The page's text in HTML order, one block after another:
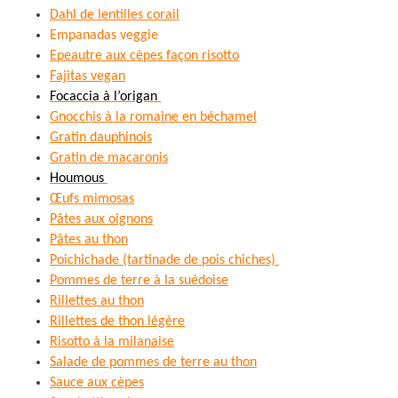
Dahl de lentilles corail
Empanadas veggie
Epeautre aux cèpes façon risotto
Fajitas vegan
Focaccia à l’origan
Gnocchis à la romaine en béchamel
Gratin dauphinois
Gratin de macaronis
Houmous
Œufs mimosas
Pâtes aux oignons
Pâtes au thon
Poichichade (tartinade de pois chiches)
Pommes de terre à la suédoise
Rillettes au thon
Rillettes de thon légère
Risotto à la milanaise
Salade de pommes de terre au thon
Sauce aux cèpes